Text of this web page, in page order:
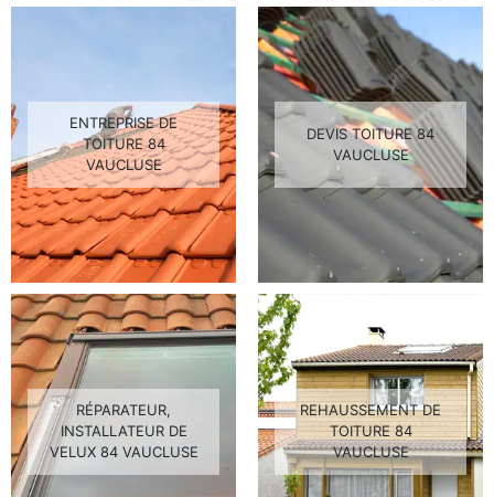
ENTREPRISE DE
TOITURE 84
VAUCLUSE
DEVIS TOITURE 84
VAUCLUSE
RÉPARATEUR,
INSTALLATEUR DE
VELUX 84 VAUCLUSE
REHAUSSEMENT DE
TOITURE 84
VAUCLUSE